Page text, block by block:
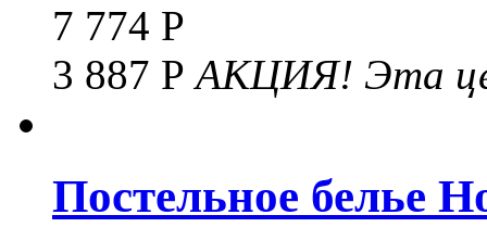
7 774 Р
3 887 РАКЦИЯ! Эта
Постельное белье